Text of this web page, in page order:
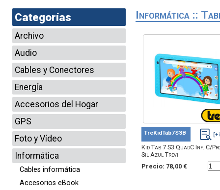
Categorías
Archivo
Audio
Cables y Conectores
Energía
Accesorios del Hogar
GPS
Foto y Vídeo
Informática
Cables informática
Accesorios eBook
Informática ::
TreKidTab7S3B
Kid Tab 7 S3 QuadC Inf. C/
Sil Azul Trevi
Precio: 78,00 €